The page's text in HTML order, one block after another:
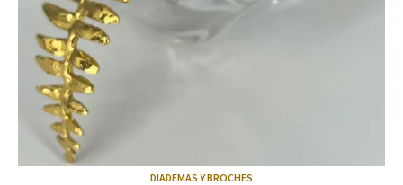
DIADEMAS Y BROCHES